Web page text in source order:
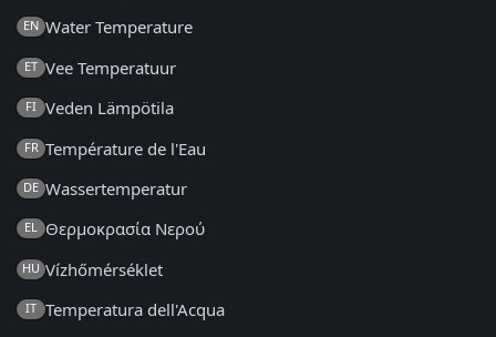
EN Water Temperature
ET Vee Temperatuur
FI Veden Lämpötila
FR Température de l'Eau
DE Wassertemperatur
EL Θερμοκρασία Νερού
HU Vízhőmérséklet
IT Temperatura dell'Acqua